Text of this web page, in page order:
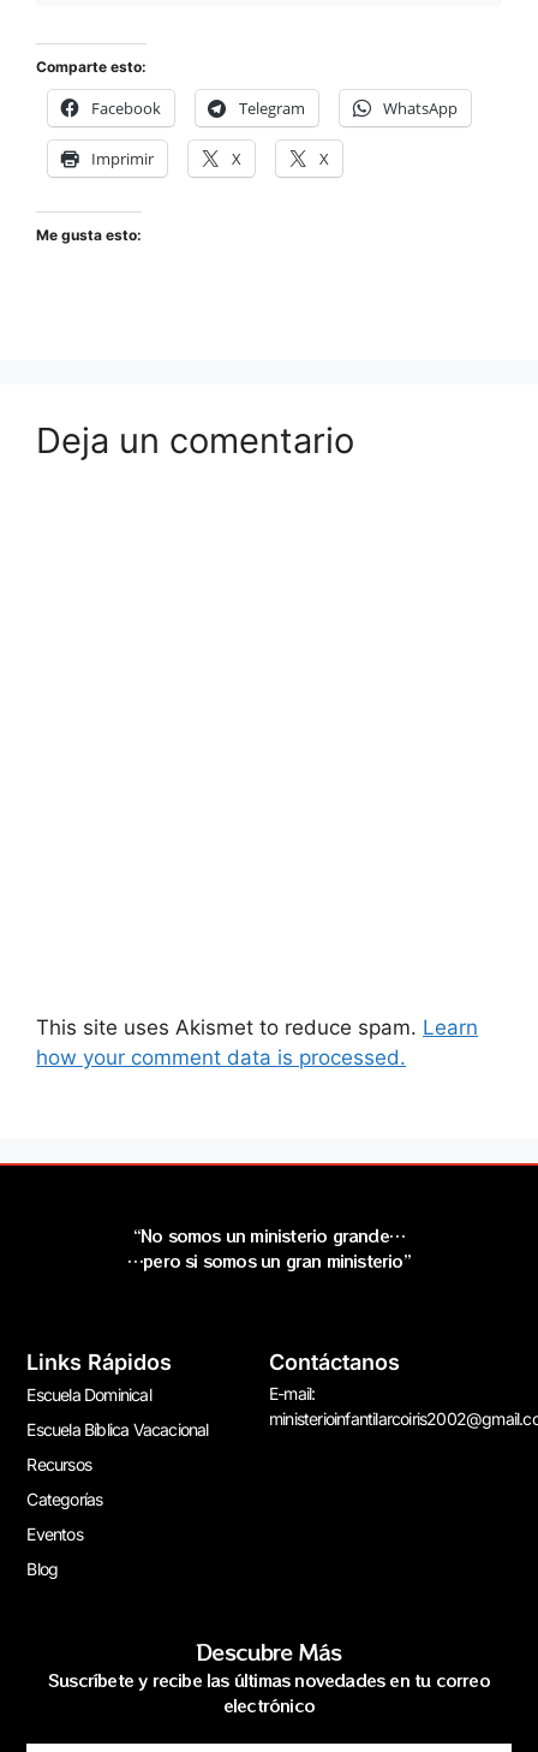
Comparte esto:
Facebook Telegram WhatsApp
Imprimir X X
Me gusta esto:
Deja un comentario
This site uses Akismet to reduce spam. Learn
how your comment data is processed.
“No somos un ministerio grande…
…pero si somos un gran ministerio”
Links Rápidos
Escuela Dominical
Escuela Bíblica Vacacional
Recursos
Categorías
Eventos
Blog
Contáctanos
E-mail:
Descubre Más
Suscríbete y recibe las últimas novedades en tu correo
electrónico